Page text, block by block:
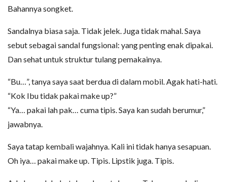
Bahannya songket.
Sandalnya biasa saja. Tidak jelek. Juga tidak mahal. Saya
sebut sebagai sandal fungsional: yang penting enak dipakai.
Dan sehat untuk struktur tulang pemakainya.
“Bu…”, tanya saya saat berdua di dalam mobil. Agak hati-hati.
“Kok Ibu tidak pakai make up?”
“Ya… pakai lah pak… cuma tipis. Saya kan sudah berumur,”
jawabnya.
Saya tatap kembali wajahnya. Kali ini tidak hanya sesapuan.
Oh iya… pakai make up. Tipis. Lipstik juga. Tipis.